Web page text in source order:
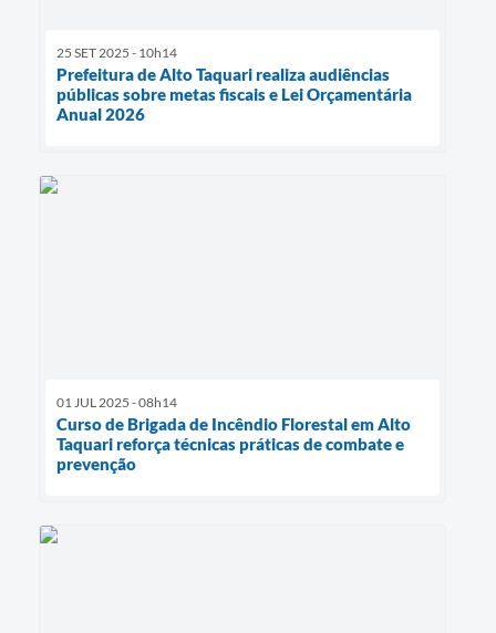
25 SET 2025 - 10h14
Prefeitura de Alto Taquari realiza audiências
públicas sobre metas fiscais e Lei Orçamentária
Anual 2026
01 JUL 2025 - 08h14
Curso de Brigada de Incêndio Florestal em Alto
Taquari reforça técnicas práticas de combate e
prevenção